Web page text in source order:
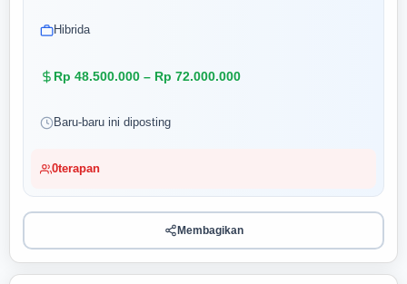
Hibrida
Rp 48.500.000 – Rp 72.000.000
Baru-baru ini diposting
0terapan
Membagikan